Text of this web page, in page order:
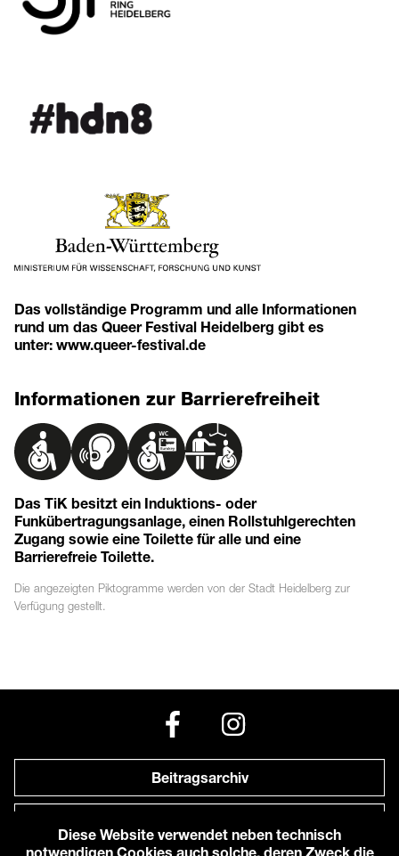
Das vollständige Programm und alle Informationen
rund um das Queer Festival Heidelberg gibt es
unter: www.queer-festival.de
Informationen zur Barrierefreiheit
Das TiK besitzt ein Induktions- oder
Funkübertragungsanlage, einen Rollstuhlgerechten
Zugang sowie eine Toilette für alle und eine
Barrierefreie Toilette.
Die angezeigten Piktogramme werden von der Stadt Heidelberg zur
Verfügung gestellt.
Beitragsarchiv
Diese Website verwendet neben technisch
notwendigen Cookies auch solche, deren Zweck die